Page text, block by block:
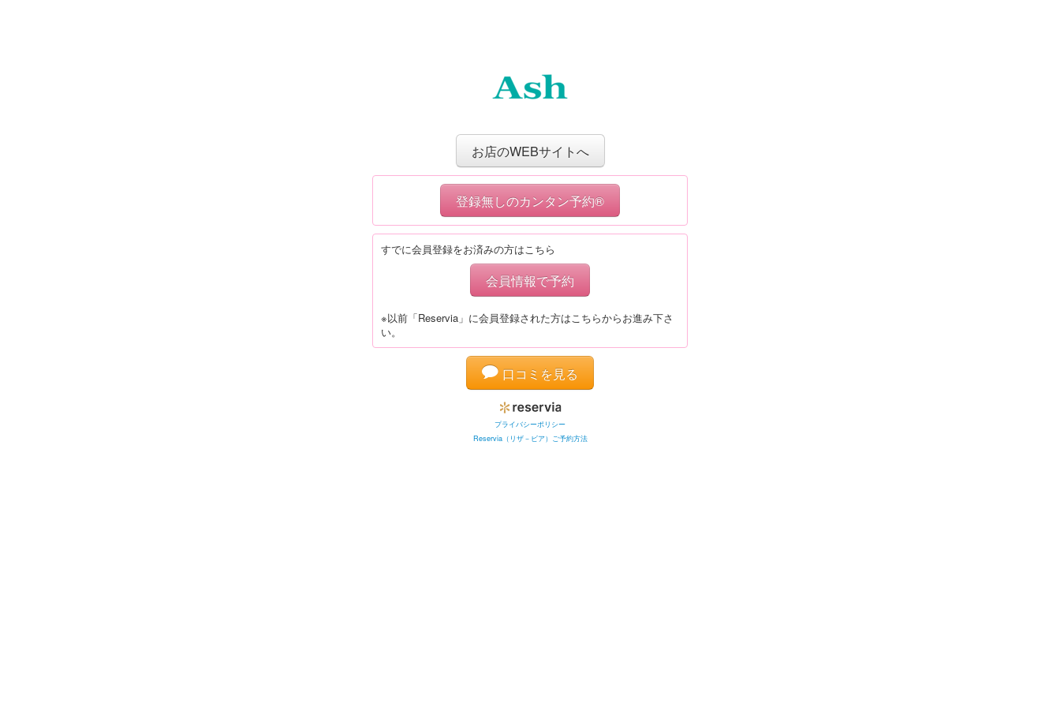
お店のWEBサイトへ
登録無しのカンタン予約®
すでに会員登録をお済みの方はこちら
会員情報で予約
※以前「Reservia」に会員登録された方はこちらからお進み下さ
い。
口コミを見る
プライバシーポリシー
Reservia（リザ－ビア）ご予約方法